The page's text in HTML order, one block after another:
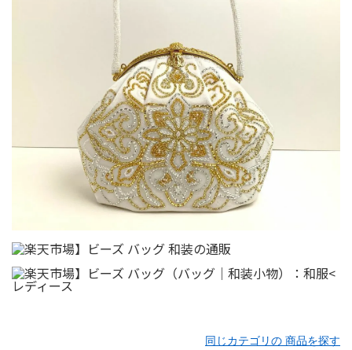
同じカテゴリの 商品を探す